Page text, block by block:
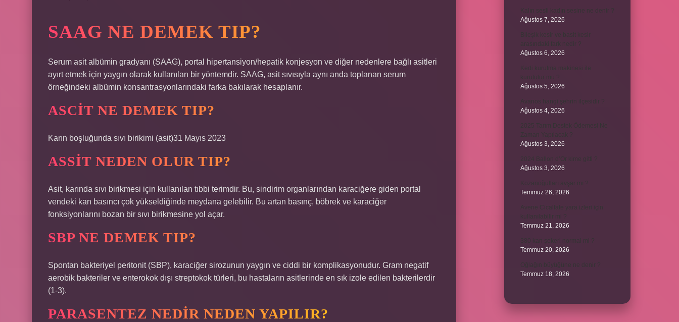
SAAG NE DEMEK TIP?
Serum asit albümin gradyanı (SAAG), portal hipertansiyon/hepatik konjesyon ve diğer nedenlere bağlı asitleri
ayırt etmek için yaygın olarak kullanılan bir yöntemdir. SAAG, asit sıvısıyla aynı anda toplanan serum
örneğindeki albümin konsantrasyonlarındaki farka bakılarak hesaplanır.
ASCIT NE DEMEK TIP?
Karın boşluğunda sıvı birikimi (asit)31 Mayıs 2023
ASSIT NEDEN OLUR TIP?
Asit, karında sıvı birikmesi için kullanılan tıbbi terimdir. Bu, sindirim organlarından karaciğere giden portal
vendeki kan basıncı çok yükseldiğinde meydana gelebilir. Bu artan basınç, böbrek ve karaciğer
fonksiyonlarını bozan bir sıvı birikmesine yol açar.
SBP NE DEMEK TIP?
Spontan bakteriyel peritonit (SBP), karaciğer sirozunun yaygın ve ciddi bir komplikasyonudur. Gram negatif
aerobik bakteriler ve enterokok dışı streptokok türleri, bu hastaların asitlerinde en sık izole edilen bakterilerdir
(1-3).
PARASENTEZ NEDIR NEDEN YAPILIR?
Kalın sesli kadın sesine ne denir ?
Ağustos 7, 2026
Bileşik kesir ve basit kesir
arasındaki fark nedir ?
Ağustos 6, 2026
Kedi kurutma makinesi ile
kurutulur mu ?
Ağustos 5, 2026
Avanos hangi şehrin ilçesidir ?
Ağustos 4, 2026
2025 Tarım Destek Ödemesi Ne
Zaman Yapılacak ?
Ağustos 3, 2026
2024 Ballon d’Or kime gitti ?
Ağustos 3, 2026
Kozanoğulları avşar mı ?
Temmuz 26, 2026
Avene Cicalfate yara izleri için
kullanılabilir mi ?
Temmuz 21, 2026
380 kan şekeri normal mi ?
Temmuz 20, 2026
Oğlağın büyüğüne ne denir ?
Temmuz 18, 2026